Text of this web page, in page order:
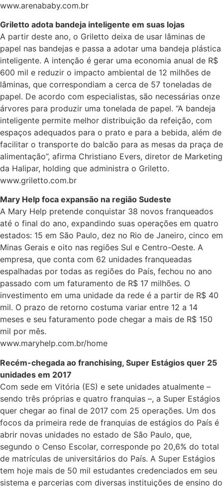
www.arenababy.com.br
Griletto adota bandeja inteligente em suas lojas
A partir deste ano, o Griletto deixa de usar lâminas de
papel nas bandejas e passa a adotar uma bandeja plástica
inteligente. A intenção é gerar uma economia anual de R$
600 mil e reduzir o impacto ambiental de 12 milhões de
lâminas, que correspondiam a cerca de 57 toneladas de
papel. De acordo com especialistas, são necessárias onze
árvores para produzir uma tonelada de papel. “A bandeja
inteligente permite melhor distribuição da refeição, com
espaços adequados para o prato e para a bebida, além de
facilitar o transporte do balcão para as mesas da praça de
alimentação”, afirma Christiano Evers, diretor de Marketing
da Halipar, holding que administra o Griletto.
www.griletto.com.br
Mary Help foca expansão na região Sudeste
A Mary Help pretende conquistar 38 novos franqueados
até o final do ano, expandindo suas operações em quatro
estados: 15 em São Paulo, dez no Rio de Janeiro, cinco em
Minas Gerais e oito nas regiões Sul e Centro-Oeste. A
empresa, que conta com 62 unidades franqueadas
espalhadas por todas as regiões do País, fechou no ano
passado com um faturamento de R$ 17 milhões. O
investimento em uma unidade da rede é a partir de R$ 40
mil. O prazo de retorno costuma variar entre 12 a 14
meses e seu faturamento pode chegar a mais de R$ 150
mil por mês.
www.maryhelp.com.br/home
Recém-chegada ao franchising, Super Estágios quer 25
unidades em 2017
Com sede em Vitória (ES) e sete unidades atualmente –
sendo três próprias e quatro franquias –, a Super Estágios
quer chegar ao final de 2017 com 25 operações. Um dos
focos da primeira rede de franquias de estágios do País é
abrir novas unidades no estado de São Paulo, que,
segundo o Censo Escolar, corresponde po 20,6% do total
de matrículas de universitários do País. A Super Estágios
tem hoje mais de 50 mil estudantes credenciados em seu
sistema e parcerias com diversas instituições de ensino do